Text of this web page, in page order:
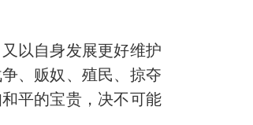
以自身发展更好维护
、贩奴、殖民、掠夺
平的宝贵，决不可能